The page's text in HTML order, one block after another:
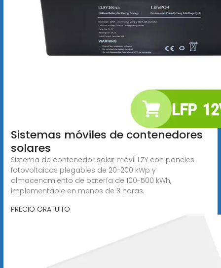
Sistemas móviles de contenedores
solares
Sistema de contenedor solar móvil LZY con paneles
fotovoltaicos plegables de 20-200 kWp y
almacenamiento de batería de 100-500 kWh,
implementable en menos de 3 horas.
PRECIO GRATUITO